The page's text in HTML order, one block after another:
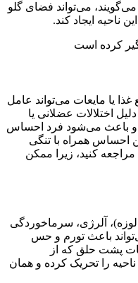
می‌تواند فضای گلو
ناحیه ایجاد کند.
یا مایعات می‌تواند عامل
اختلالات عضلانی یا
و باعث می‌شود فرد احساس
احساس همراه با تنگی
کنید، زیرا ممکن
لوزه)، آلرژی، سرماخوردگی
باعث تورم و حس
پشت حلق که از
را تحریک کرده و همان